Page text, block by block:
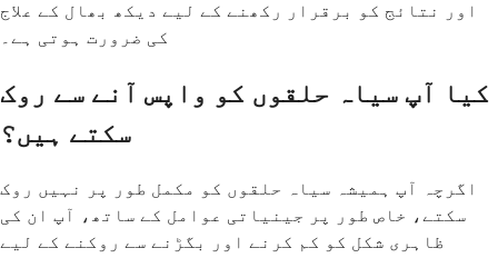
اور نتائج کو برقرار رکھنے کے لیے دیکھ بھال کے علاج
کی ضرورت ہوتی ہے۔
کیا آپ سیاہ حلقوں کو واپس آنے سے روک
سکتے ہیں؟
اگرچہ آپ ہمیشہ سیاہ حلقوں کو مکمل طور پر نہیں روک
سکتے، خاص طور پر جینیاتی عوامل کے ساتھ، آپ ان کی
ظاہری شکل کو کم کرنے اور بگڑنے سے روکنے کے لیے